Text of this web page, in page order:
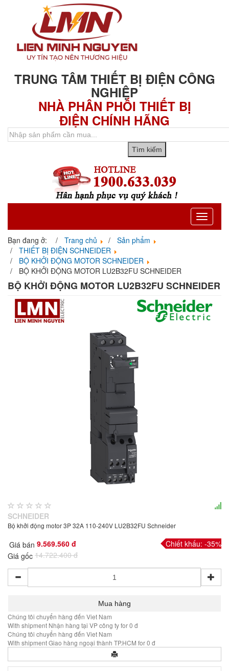
TRUNG TÂM THIẾT BỊ ĐIỆN CÔNG
NGHIỆP
NHÀ PHÂN PHỐI THIẾT BỊ
ĐIỆN CHÍNH HÃNG
Toggle
Bạn đang ở: Trang chủ
Sản phẩm
THIẾT BỊ ĐIỆN SCHNEIDER
BỘ KHỞI ĐỘNG MOTOR SCHNEIDER
BỘ KHỞI ĐỘNG MOTOR LU2B32FU SCHNEIDER
BỘ KHỞI ĐỘNG MOTOR LU2B32FU SCHNEIDER
SCHNEIDER
Bộ khởi động motor 3P 32A 110-240V LU2B32FU Schneider
Giá bán 9.569.560 đ
Giá gốc 14.722.400 đ
Chiết khấu: -35%
Chúng tôi chuyển hàng đến Viet Nam
With shipment Nhận hàng tại VP công ty for 0 đ
Chúng tôi chuyển hàng đến Viet Nam
With shipment Giao hàng ngoại thành TP.HCM for 0 đ